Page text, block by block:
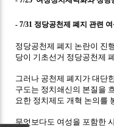
- 7/31 정당공천제 폐지 관련
정당공천제 폐지 논란이 진
당이 기초선거 정당공천제
그러나 공천제 폐지가 대단
구도는 정치쇄신의 본질을
요한 정치제도 개혁 논의를
무엇보다도 여성을 포함한